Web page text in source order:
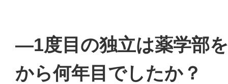
―1度目の独立は薬学部
から何年目でしたか？